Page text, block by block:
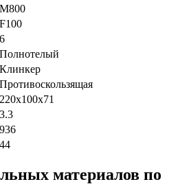
M800
F100
6
Полнотелый
Клинкер
Противоскользящая
220x100x71
3.3
936
44
материалов по